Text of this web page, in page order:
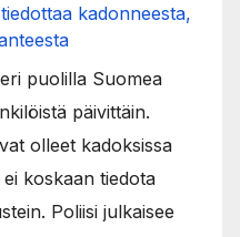
kadonneesta,
puolilla Suomea
päivittäin.
olleet kadoksissa
koskaan tiedota
Poliisi julkaisee